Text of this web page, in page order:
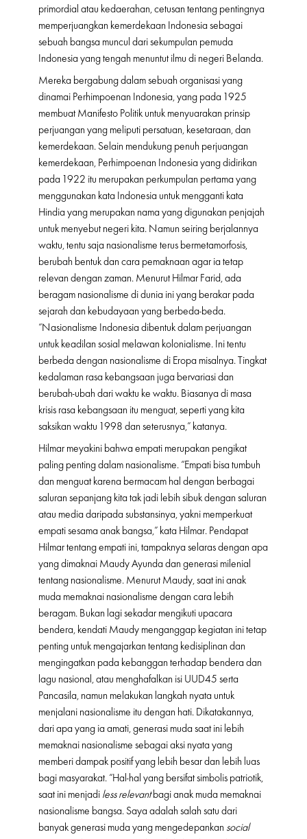
primordial atau kedaerahan, cetusan tentang pentingnya
memperjuangkan kemerdekaan Indonesia sebagai
sebuah bangsa muncul dari sekumpulan pemuda
Indonesia yang tengah menuntut ilmu di negeri Belanda.
Mereka bergabung dalam sebuah organisasi yang
dinamai Perhimpoenan Indonesia, yang pada 1925
membuat Manifesto Politik untuk menyuarakan prinsip
perjuangan yang meliputi persatuan, kesetaraan, dan
kemerdekaan. Selain mendukung penuh perjuangan
kemerdekaan, Perhimpoenan Indonesia yang didirikan
pada 1922 itu merupakan perkumpulan pertama yang
menggunakan kata Indonesia untuk mengganti kata
Hindia yang merupakan nama yang digunakan penjajah
untuk menyebut negeri kita. Namun seiring berjalannya
waktu, tentu saja nasionalisme terus bermetamorfosis,
berubah bentuk dan cara pemaknaan agar ia tetap
relevan dengan zaman. Menurut Hilmar Farid, ada
beragam nasionalisme di dunia ini yang berakar pada
sejarah dan kebudayaan yang berbeda-beda.
“Nasionalisme Indonesia dibentuk dalam perjuangan
untuk keadilan sosial melawan kolonialisme. Ini tentu
berbeda dengan nasionalisme di Eropa misalnya. Tingkat
kedalaman rasa kebangsaan juga bervariasi dan
berubah-ubah dari waktu ke waktu. Biasanya di masa
krisis rasa kebangsaan itu menguat, seperti yang kita
saksikan waktu 1998 dan seterusnya,” katanya.
Hilmar meyakini bahwa empati merupakan pengikat
paling penting dalam nasionalisme. “Empati bisa tumbuh
dan menguat karena bermacam hal dengan berbagai
saluran sepanjang kita tak jadi lebih sibuk dengan saluran
atau media daripada substansinya, yakni memperkuat
empati sesama anak bangsa,” kata Hilmar. Pendapat
Hilmar tentang empati ini, tampaknya selaras dengan apa
yang dimaknai Maudy Ayunda dan generasi milenial
tentang nasionalisme. Menurut Maudy, saat ini anak
muda memaknai nasionalisme dengan cara lebih
beragam. Bukan lagi sekadar mengikuti upacara
bendera, kendati Maudy menganggap kegiatan ini tetap
penting untuk mengajarkan tentang kedisiplinan dan
mengingatkan pada kebanggan terhadap bendera dan
lagu nasional, atau menghafalkan isi UUD45 serta
Pancasila, namun melakukan langkah nyata untuk
menjalani nasionalisme itu dengan hati. Dikatakannya,
dari apa yang ia amati, generasi muda saat ini lebih
memaknai nasionalisme sebagai aksi nyata yang
memberi dampak positif yang lebih besar dan lebih luas
bagi masyarakat. “Hal-hal yang bersifat simbolis patriotik,
saat ini menjadi less relevantbagi anak muda memaknai
nasionalisme bangsa. Saya adalah salah satu dari
banyak generasi muda yang mengedepankan social